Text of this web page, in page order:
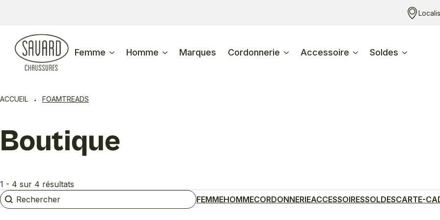
Femme Homme Marques Cordonnerie Accessoire Soldes
ACCUEIL FOAMTREADS
Boutique
1 - 4 sur 4 résultats
Rechercher
Rechercher FEMMEHOMMECORDONNERIEACCESSOIRESSOLDESCARTE-